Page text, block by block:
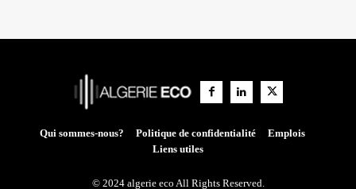
Qui sommes-nous? Politique de confidentialité
Emplois
Liens utiles
© 2024 algerie eco All Rights Reserved.